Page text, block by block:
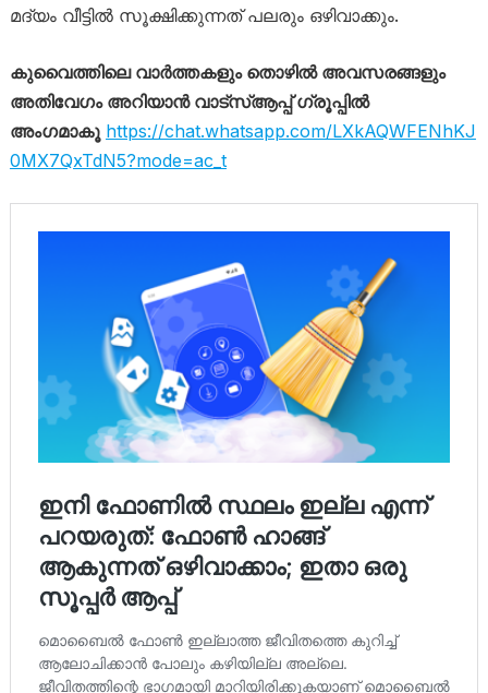
മദ്യം വീട്ടിൽ സൂക്ഷിക്കുന്നത് പലരും ഒഴിവാക്കും.
കുവൈത്തിലെ വാർത്തകളും തൊഴിൽ അവസരങ്ങളും
അതിവേഗം അറിയാൻ വാട്സ്ആപ്പ് ഗ്രൂപ്പിൽ
അംഗമാകൂ https://chat.whatsapp.com/LXkAQWFENhKJ
0MX7QxTdN5?mode=ac_t